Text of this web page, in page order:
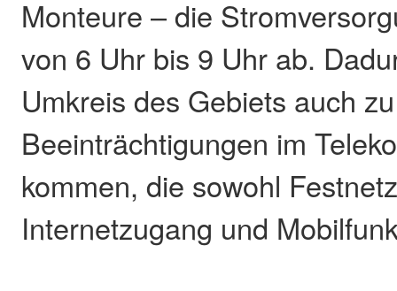
Monteure – die
von 6 Uhr bis 9 Uhr ab.
Umkreis des Gebiets auch zu
Beeinträchtigungen im
kommen, die sowohl
Internetzugang und